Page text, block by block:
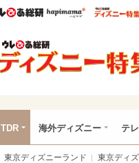
ウレぴあ総研ハピママ*
TDR 海外ディズニー テ
東京ディズニーランド 東京ディ